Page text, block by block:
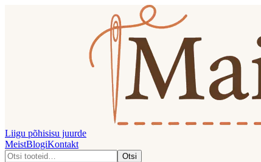
Liigu põhisisu juurde
MeistBlogiKontakt
Otsi